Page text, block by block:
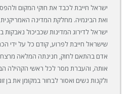
ישראל חייבת לכבד את חוקי המקום
ואת הביגמיה. מחלקת המדינה
ישראל לדירוג המדינות שכביכול
שישראל חייבת לפרוע, קודם כל על ידי
אדם בהתאם לחוק, חנינתה המלאה
אותה, והעברת מסר לכל ראשי הקהילה
ולקנות נשים ואסור לבחור במקומן את בן